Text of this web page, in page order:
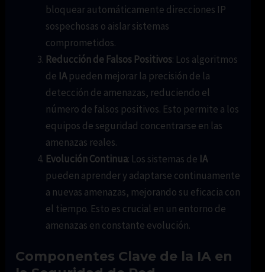
bloquear automáticamente direcciones IP
sospechosas o aislar sistemas
comprometidos.
Reducción de Falsos Positivos: Los algoritmos
de IApueden mejorar la precisión de la
detección de amenazas, reduciendo el
número de falsos positivos. Esto permite a los
equipos de seguridad concentrarse en las
amenazas reales.
Evolución Continua: Los sistemas de IA
pueden aprender y adaptarse continuamente
a nuevas amenazas, mejorando su eficacia con
el tiempo. Esto es crucial en un entorno de
amenazas en constante evolución.
Componentes Clave de la IA en